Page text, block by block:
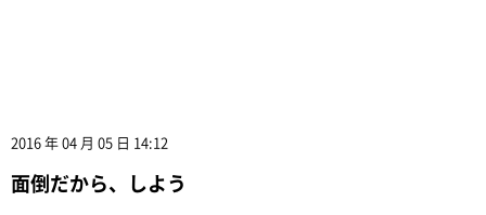
2016 年 04 月 05 日 14:12
面倒だから、しよう